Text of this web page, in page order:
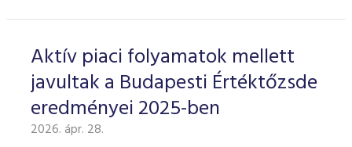
Aktív piaci folyamatok mellett
javultak a Budapesti Értéktőzsde
eredményei 2025-ben
2026. ápr. 28.